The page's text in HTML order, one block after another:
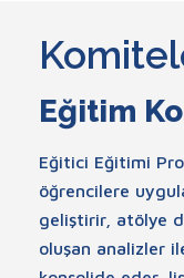
Eğitim
Eğitici Eğitimi
öğrencilere
geliştirir, atölye
oluşan analizler